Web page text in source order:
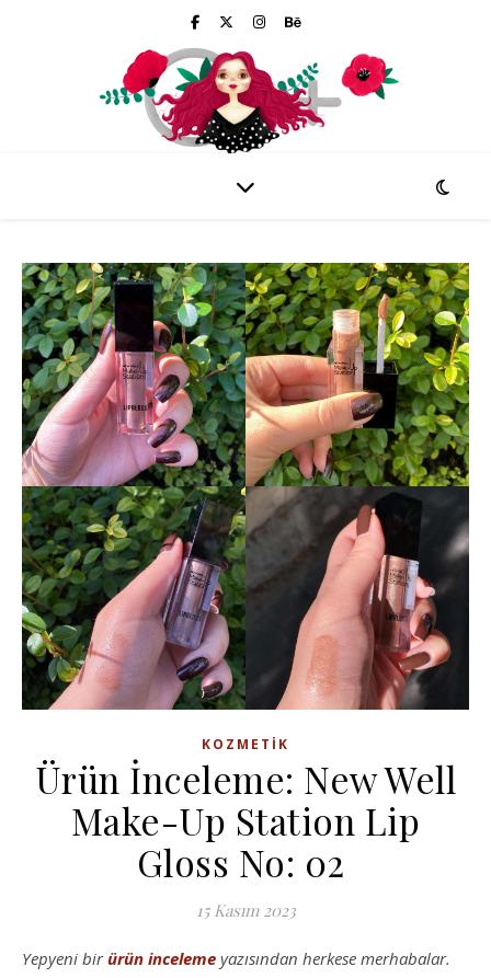
KOZMETIK
Ürün İnceleme: New Well
Make-Up Station Lip
Gloss No: 02
15 Kasım 2023
Yepyeni birürün inceleme yazısından herkese merhabalar.